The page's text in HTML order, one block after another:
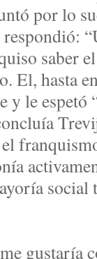
por lo
saber
El, hasta
y le espetó
social
gustaría